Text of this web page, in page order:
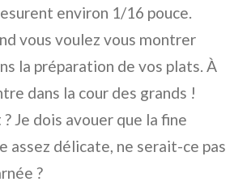
environ 1/16 pouce.
vous voulez vous montrer
la préparation de vos plats. À
dans la cour des grands !
Je dois avouer que la fine
assez délicate, ne serait-ce pas
?